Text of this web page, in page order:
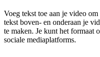
Voeg tekst toe aan je video
tekst boven- en onderaan je
te maken. Je kunt het formaat
sociale mediaplatforms.